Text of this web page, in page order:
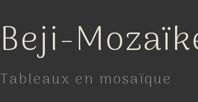
Beji-
Tableaux en mosaïque